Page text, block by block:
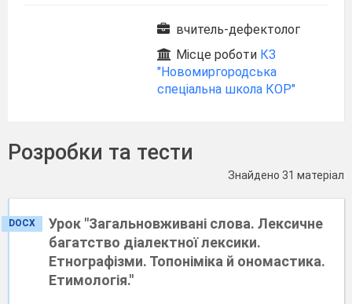
вчитель-дефектолог
Місце роботи КЗ
"Новомиргородська
спеціальна школа КОР"
Розробки та тести
Знайдено 31 матеріал
DOCX
Урок "Загальновживані слова. Лексичне
багатство діалектної лексики.
Етнографізми. Топоніміка й ономастика.
Етимологія."